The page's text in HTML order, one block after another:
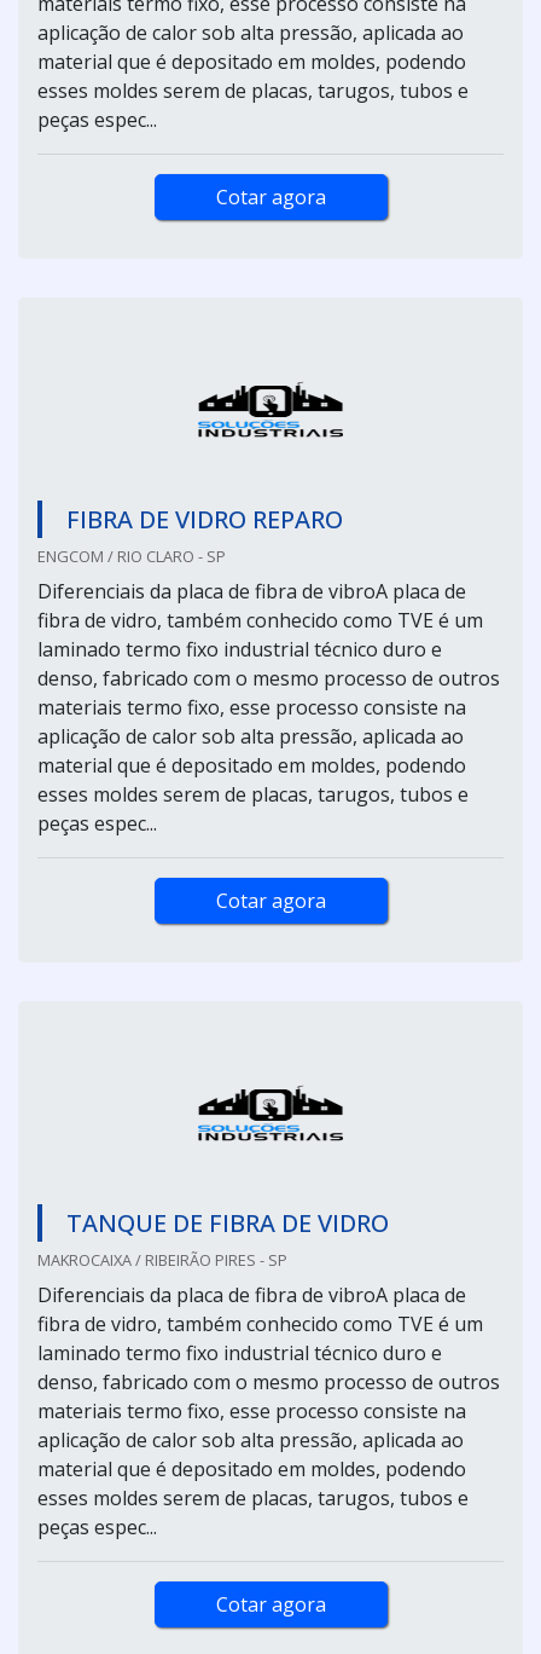
aplicação de calor sob alta pressão, aplicada ao
material que é depositado em moldes, podendo
esses moldes serem de placas, tarugos, tubos e
peças espec...
Cotar agora
FIBRA DE VIDRO REPARO
ENGCOM / RIO CLARO - SP
Diferenciais da placa de fibra de vibroA placa de
fibra de vidro, também conhecido como TVE é um
laminado termo fixo industrial técnico duro e
denso, fabricado com o mesmo processo de outros
materiais termo fixo, esse processo consiste na
aplicação de calor sob alta pressão, aplicada ao
material que é depositado em moldes, podendo
esses moldes serem de placas, tarugos, tubos e
peças espec...
Cotar agora
TANQUE DE FIBRA DE VIDRO
MAKROCAIXA / RIBEIRÃO PIRES - SP
Diferenciais da placa de fibra de vibroA placa de
fibra de vidro, também conhecido como TVE é um
laminado termo fixo industrial técnico duro e
denso, fabricado com o mesmo processo de outros
materiais termo fixo, esse processo consiste na
aplicação de calor sob alta pressão, aplicada ao
material que é depositado em moldes, podendo
esses moldes serem de placas, tarugos, tubos e
peças espec...
Cotar agora